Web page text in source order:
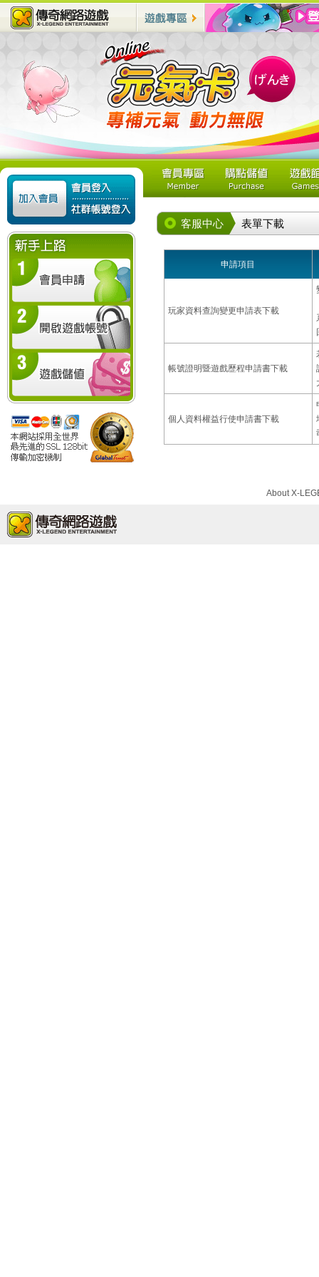
客服中心 表單下載
申請項目
玩家資料查詢變更申請表下載
帳號證明暨遊戲歷程申請書下載
個人資料權益行使申請書下載
About X-